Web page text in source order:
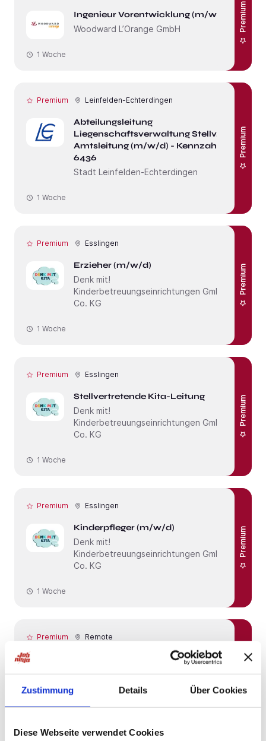
Zustimmung Details Über Cookies
Diese Webseite verwendet Cookies
Ingenieur Vorentwicklung (m/w/d)
Woodward L’Orange GmbH
Premium
1 Woche
Premium Leinfelden-Echterdingen
Abteilungsleitung
Liegenschaftsverwaltung Stellv.
Amtsleitung (m/w/d) - Kennzahl
6436
Stadt Leinfelden-Echterdingen
Premium
1 Woche
Premium Esslingen
Erzieher (m/w/d)
Denk mit!
Kinderbetreuungseinrichtungen GmbH &
Co. KG
Premium
1 Woche
Premium Esslingen
Stellvertretende Kita-Leitung
Denk mit!
Kinderbetreuungseinrichtungen GmbH &
Co. KG
Premium
1 Woche
Premium Esslingen
Kinderpfleger (m/w/d)
Denk mit!
Kinderbetreuungseinrichtungen GmbH &
Co. KG
Premium
1 Woche
Premium Remote
Senior Business Analyst (m/w/d) -
LBBW Landesbank Baden-Württemberg
Premium